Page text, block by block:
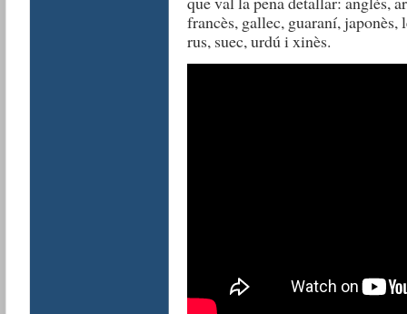
francès, gallec, guaraní,
rus, suec, urdú i xinès.